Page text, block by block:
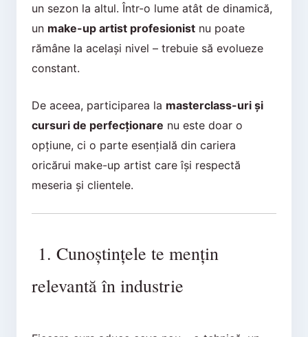
un sezon la altul. Într-o lume atât de dinamică,
un make-up artist profesionistnu poate
rămâne la același nivel – trebuie să evolueze
constant.
De aceea, participarea la masterclass-uri și
cursuri de perfecționare nu este doar o
opțiune, ci o parte esențială din cariera
oricărui make-up artist care își respectă
meseria și clientele.
1. Cunoștințele te mențin
relevantă în industrie